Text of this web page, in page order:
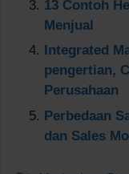
13 Contoh
Menjual
Integrated
pengertian,
Perusahaan
Perbedaan
dan Sales